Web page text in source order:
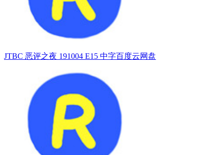
JTBC 恶评之夜 191004 E15 中字百度云网盘